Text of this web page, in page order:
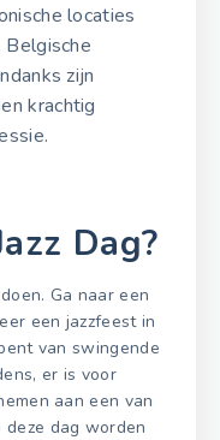
locaties
Belgische
zijn
krachtig
Dag?
Ga naar een
een jazzfeest in
van swingende
er is voor
aan een van
dag worden